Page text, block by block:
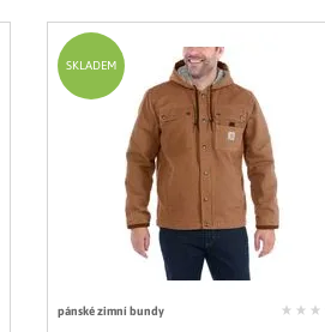
pánské zimní bundy
SKLADEM